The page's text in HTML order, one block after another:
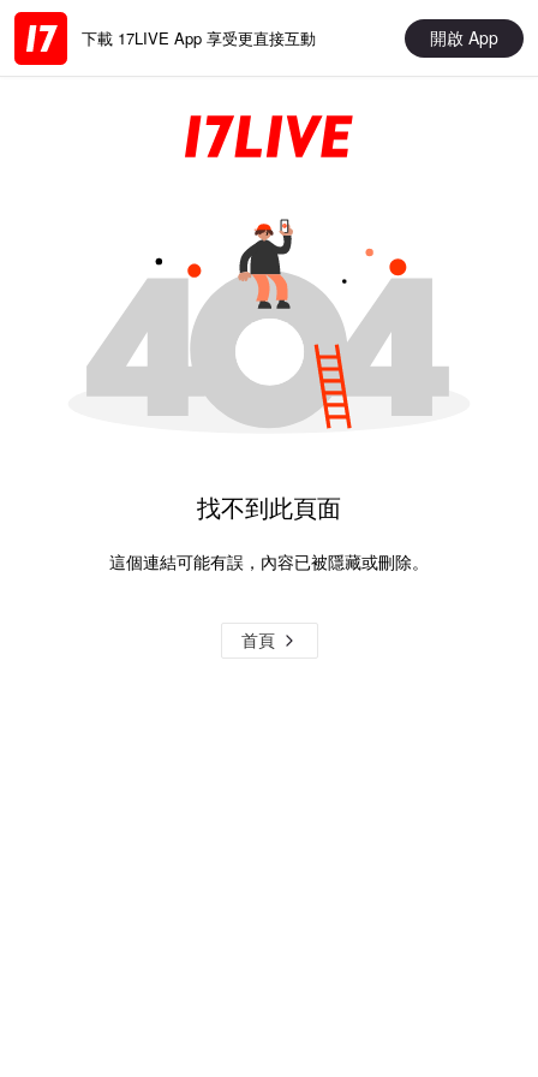
下載 17LIVE App 享受更直接互動 開啟 App
找不到此頁面
這個連結可能有誤，內容已被隱藏或刪除。
首頁